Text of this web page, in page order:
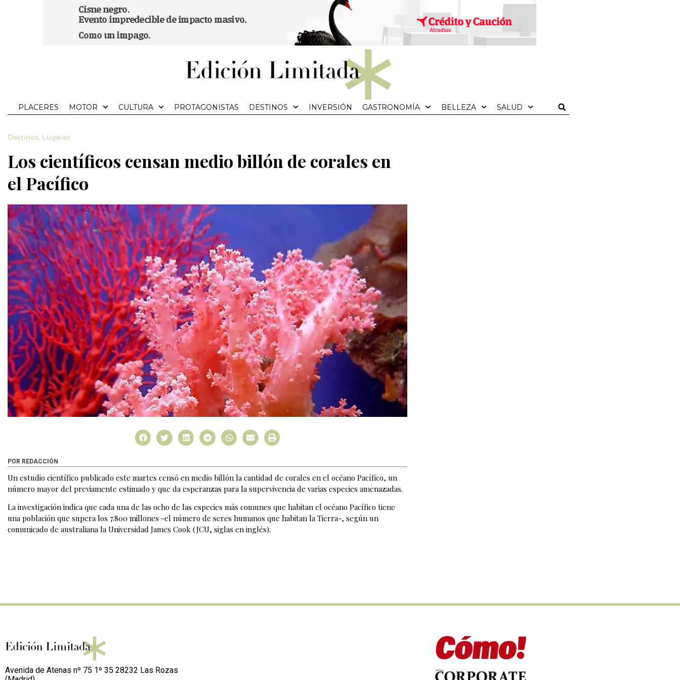
PLACERES MOTOR CULTURA PROTAGONISTAS DESTINOS INVERSIÓN GASTRONOMÍA BELLEZA SALUD
Destinos Lugares
Los científicos censan medio billón de corales en
el Pacífico
POR REDACCIÓN
Un estudio científico publicado este martes censó en medio billón la cantidad de corales en el océano Pacífico, un
número mayor del previamente estimado y que da esperanzas para la supervivencia de varias especies amenazadas.
La investigación indica que cada una de las ocho de las especies más comunes que habitan el océano Pacífico tiene
una población que supera los 7.800 millones -el número de seres humanos que habitan la Tierra-, según un
comunicado de australiana la Universidad James Cook (JCU, siglas en inglés).
Avenida de Atenas nº 75 1º 35 28232 Las Rozas